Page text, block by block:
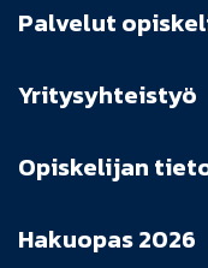
Palvelut
Yritysyhteistyö
Opiskelijan
Hakuopas 2026